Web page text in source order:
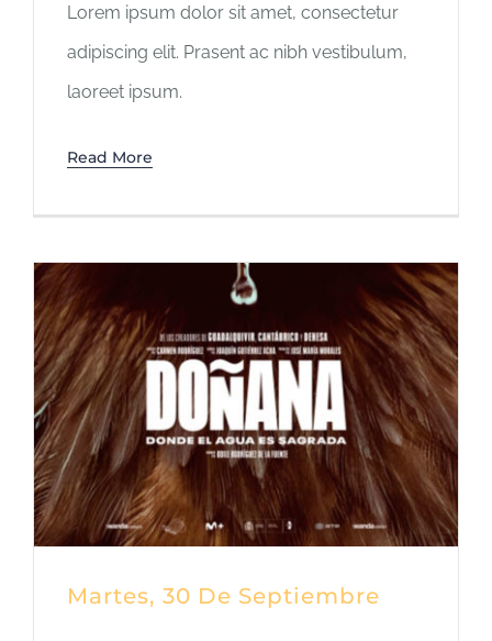
Lorem ipsum dolor sit amet, consectetur
adipiscing elit. Prasent ac nibh vestibulum,
laoreet ipsum.
Read More
Martes, 30 De Septiembre